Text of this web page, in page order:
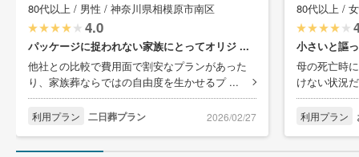
80代以上 / 男性 / 神奈川県相模原市南区
4.0
パッケージに捉われない家族にとってオリジ ...
他社との比較で費用面で割安なプランがあった
り、家族葬ならではの自由度を生かせるプ ...
利用プラン 二日葬プラン 2026/02/27
80代以上 /
小さいと謳
母の死亡時
けない状況
利用プラン